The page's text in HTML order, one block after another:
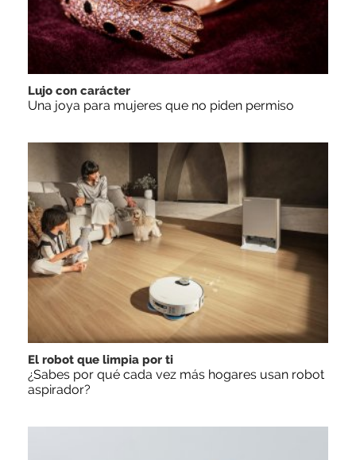
Lujo con carácter
Una joya para mujeres que no piden permiso
El robot que limpia por ti
¿Sabes por qué cada vez más hogares usan robot
aspirador?